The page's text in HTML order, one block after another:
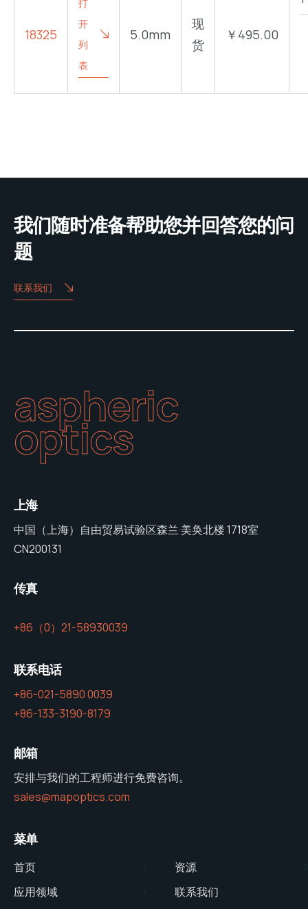
18325
打
开
列
表
5.0mm
现
货
￥495.00
我们随时准备帮助您并回答您的问
题
联系我们
aspheric
optics
上海
中国（上海）自由贸易试验区森兰·美奂北楼 1718室
CN200131
传真
+86（0）21-58930039
联系电话
+86-021-5890 0039
+86-133-3190-8179
邮箱
安排与我们的工程师进行免费咨询。
sales@mapoptics.com
菜单
首页
应用领域
资源
联系我们